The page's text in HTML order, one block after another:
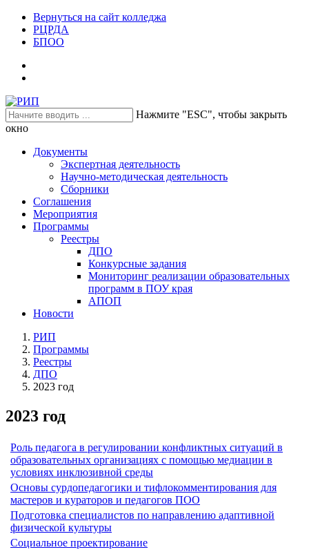
Вернуться на сайт колледжа
РЦРДА
БПОО
Нажмите "ESC", чтобы закрыть
окно
Документы
Экспертная деятельность
Научно-методическая деятельность
Сборники
Соглашения
Мероприятия
Программы
Реестры
ДПО
Конкурсные задания
Мониторинг реализации образовательных
программ в ПОУ края
АПОП
Новости
РИП
Программы
Реестры
ДПО
2023 год
2023 год
Роль педагога в регулировании конфликтных ситуаций в
образовательных организациях с помощью медиации в
условиях инклюзивной среды
Основы сурдопедагогики и тифлокомментирования для
мастеров и кураторов и педагогов ПОО
Подготовка специалистов по направлению адаптивной
физической культуры
Социальное проектирование